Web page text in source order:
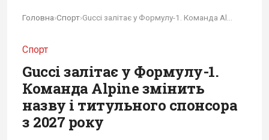
Головна›Спорт›
Спорт
Gucci залітає у Формулу-1.
Команда Alpine змінить
назву і титульного спонсора
з 2027 року